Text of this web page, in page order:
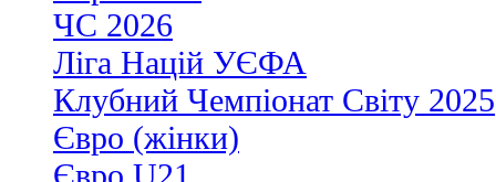
ЧС 2026
Ліга Націй УЄФА
Клубний Чемпіонат Світу 2025
Євро (жінки)
Євро U21